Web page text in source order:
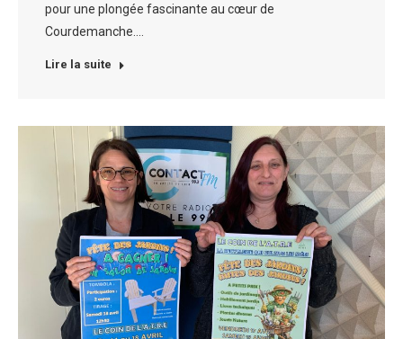
pour une plongée fascinante au cœur de
Courdemanche.…
Lire la suite